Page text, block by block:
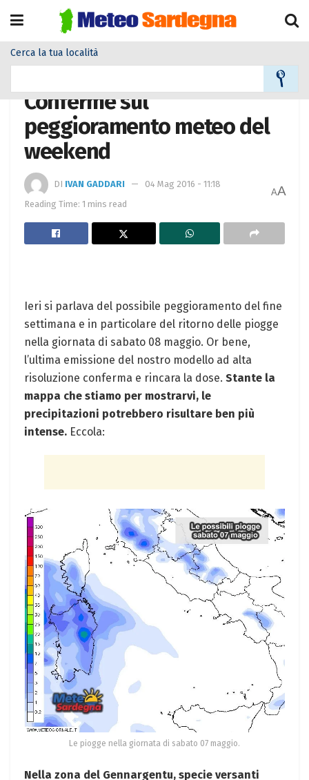
Cerca la tua località
Conferme sul
peggioramento meteo del
weekend
DI IVAN GADDARI
04 Mag 2016 - 11:18
Reading Time: 1 mins read
AA
Ieri si parlava del possibile peggioramento del fine
settimana e in particolare del ritorno delle piogge
nella giornata di sabato 08 maggio. Or bene,
l’ultima emissione del nostro modello ad alta
risoluzione conferma e rincara la dose. Stante la
mappa che stiamo per mostrarvi, le
precipitazioni potrebbero risultare ben più
intense. Eccola:
Le piogge nella giornata di sabato 07 maggio.
Nella zona del Gennargentu, specie versanti